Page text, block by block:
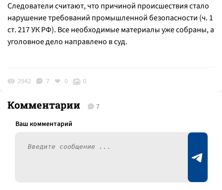
Следователи считают, что причиной происшествия стало
нарушение требований промышленной безопасности (ч. 1
ст. 217 УК РФ). Все необходимые материалы уже собраны, а
уголовное дело направлено в суд.
2942 7 0 0
Комментарии 7